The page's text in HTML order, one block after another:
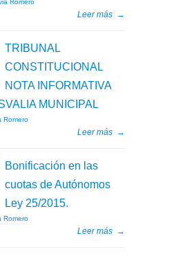
Romero
Leer más →
TRIBUNAL
CONSTITUCIONAL
NOTA INFORMATIVA
MUNICIPAL
Romero
Leer más →
Bonificación en las
cuotas de Autónomos
Ley 25/2015.
Romero
Leer más →